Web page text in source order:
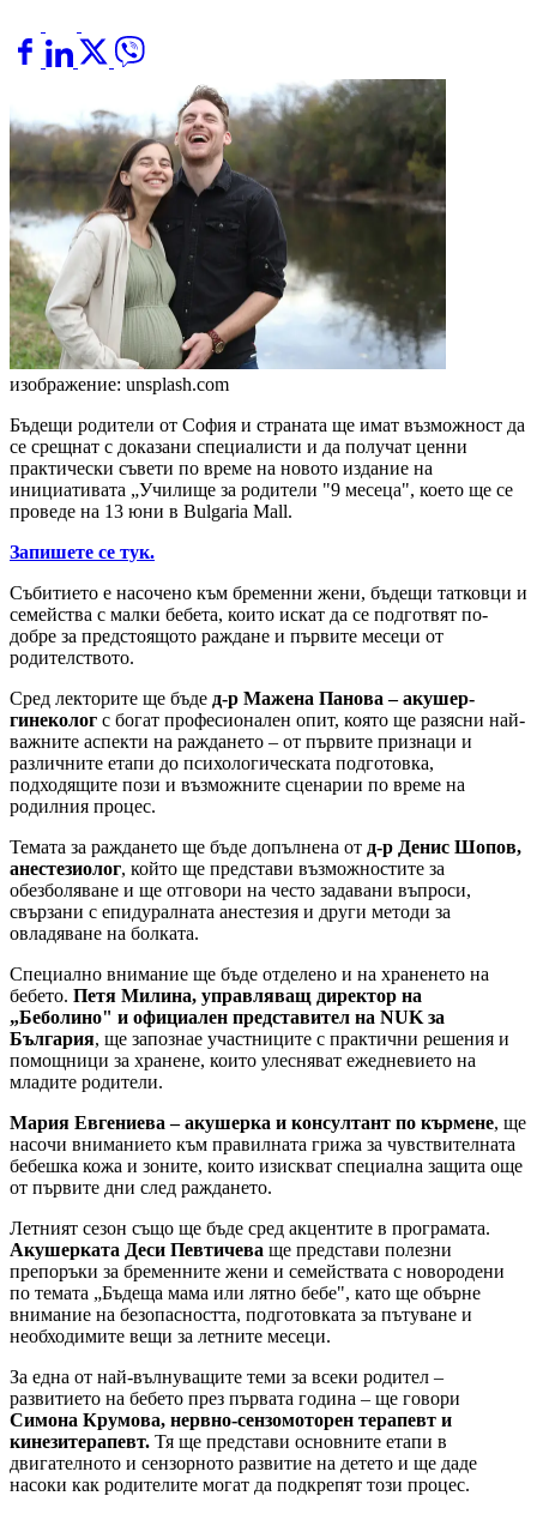
изображение: unsplash.com
Бъдещи родители от София и страната ще имат възможност да
се срещнат с доказани специалисти и да получат ценни
практически съвети по време на новото издание на
инициативата „Училище за родители "9 месеца", което ще се
проведе на 13 юни в Bulgaria Mall.
Запишете се тук.
Събитието е насочено към бременни жени, бъдещи татковци и
семейства с малки бебета, които искат да се подготвят по-
добре за предстоящото раждане и първите месеци от
родителството.
Сред лекторите ще бъде д-р Мажена Панова – акушер-
гинеколог с богат професионален опит, която ще разясни най-
важните аспекти на раждането – от първите признаци и
различните етапи до психологическата подготовка,
подходящите пози и възможните сценарии по време на
родилния процес.
Темата за раждането ще бъде допълнена от д-р Денис Шопов,
анестезиолог, който ще представи възможностите за
обезболяване и ще отговори на често задавани въпроси,
свързани с епидуралната анестезия и други методи за
овладяване на болката.
Специално внимание ще бъде отделено и на храненето на
бебето. Петя Милина, управляващ директор на
„Беболино" и официален представител на NUK за
България, ще запознае участниците с практични решения и
помощници за хранене, които улесняват ежедневието на
младите родители.
Мария Евгениева – акушерка и консултант по кърмене, ще
насочи вниманието към правилната грижа за чувствителната
бебешка кожа и зоните, които изискват специална защита още
от първите дни след раждането.
Летният сезон също ще бъде сред акцентите в програмата.
Акушерката Деси Певтичева ще представи полезни
препоръки за бременните жени и семействата с новородени
по темата „Бъдеща мама или лятно бебе", като ще обърне
внимание на безопасността, подготовката за пътуване и
необходимите вещи за летните месеци.
За една от най-вълнуващите теми за всеки родител –
развитието на бебето през първата година – ще говори
Симона Крумова, нервно-сензомоторен терапевт и
кинезитерапевт. Тя ще представи основните етапи в
двигателното и сензорното развитие на детето и ще даде
насоки как родителите могат да подкрепят този процес.